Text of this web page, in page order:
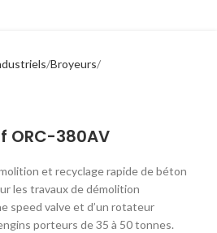
Broyeurs
ORC-380AV
et recyclage rapide de béton
les travaux de démolition
speed valve et d’un rotateur
porteurs de 35 à 50 tonnes.